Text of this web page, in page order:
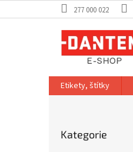
na
277 000 022
Etikety, štítky
kategorie
Kategorie